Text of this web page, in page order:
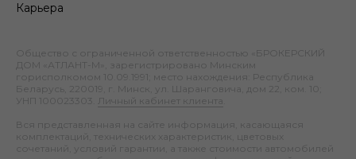
Карьера
Общество с ограниченной ответственностью «БРОКЕРСКИЙ
ДОМ «АТЛАНТ-М», зарегистрировано Минским
горисполкомом 10.09.1991; место нахождения: Республика
Беларусь, 220019, г. Минск, ул. Шаранговича, дом 22, ком. 10;
УНП 100023303.
Личный кабинет клиента
Вся представленная на сайте информация, касающаяся
комплектаций, технических характеристик, цветовых
сочетаний, условий гарантии, а также стоимости автомобилей